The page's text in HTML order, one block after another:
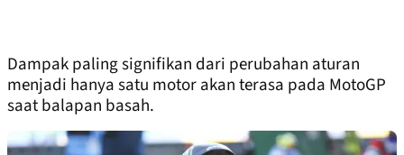
Dampak paling signifikan dari perubahan aturan
menjadi hanya satu motor akan terasa pada MotoGP
saat balapan basah.